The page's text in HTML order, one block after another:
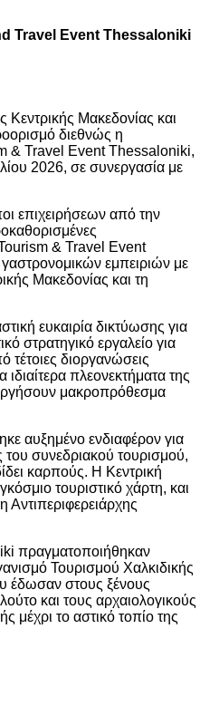
Travel Event Thessaloniki
Κεντρικής Μακεδονίας και
διεθνώς η
& Travel Event Thessaloniki,
2026, σε συνεργασία με
επιχειρήσεων από την
& Travel Event
εμπειριών με
Μακεδονίας και τη
ευκαιρία δικτύωσης για
στρατηγικό εργαλείο για
διοργανώσεις
πλεονεκτήματα της
μακροπρόθεσμα
αυξημένο ενδιαφέρον για
του συνεδριακού τουρισμού,
καρπούς. Η Κεντρική
τουριστικό χάρτη, και
πραγματοποιήθηκαν
Τουρισμού Χαλκιδικής
έδωσαν στους ξένους
και τους αρχαιολογικούς
μέχρι το αστικό τοπίο της